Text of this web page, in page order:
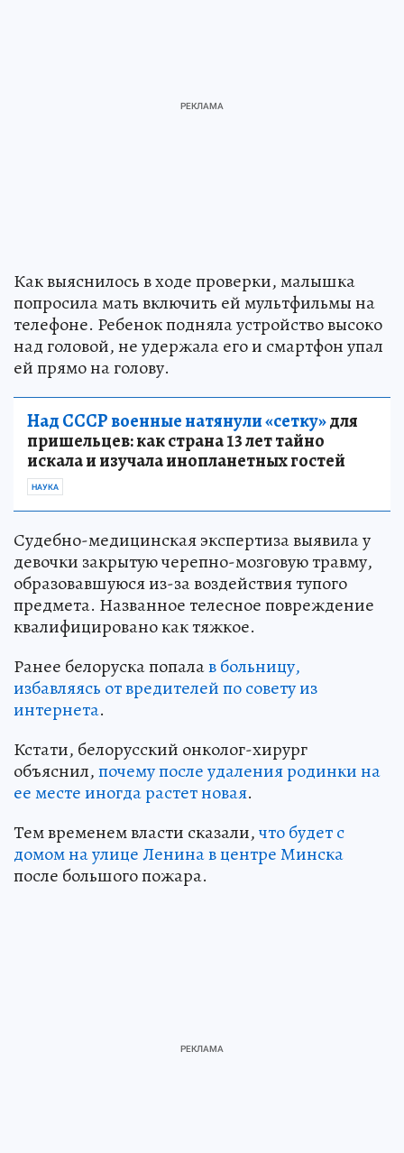
Как выяснилось в ходе проверки, малышка
попросила мать включить ей мультфильмы на
телефоне. Ребенок подняла устройство высоко
над головой, не удержала его и смартфон упал
ей прямо на голову.
Над СССР военные натянули «сетку»для
пришельцев: как страна 13 лет тайно
искала и изучала инопланетных гостей
НАУКА
Судебно-медицинская экспертиза выявила у
девочки закрытую черепно-мозговую травму,
образовавшуюся из-за воздействия тупого
предмета. Названное телесное повреждение
квалифицировано как тяжкое.
Ранее белоруска попалав больницу,
избавляясь от вредителей по совету из
интернета.
Кстати, белорусский онколог-хирург
объяснил,почему после удаления родинки на
ее месте иногда растет новая.
Тем временем власти сказали,что будет с
домом на улице Ленина в центре Минска
после большого пожара.